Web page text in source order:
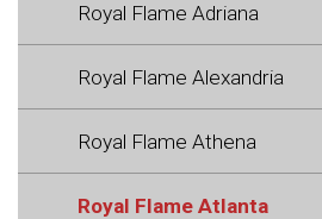
Royal Flame Adriana
Royal Flame Alexandria
Royal Flame Athena
Royal Flame Atlanta